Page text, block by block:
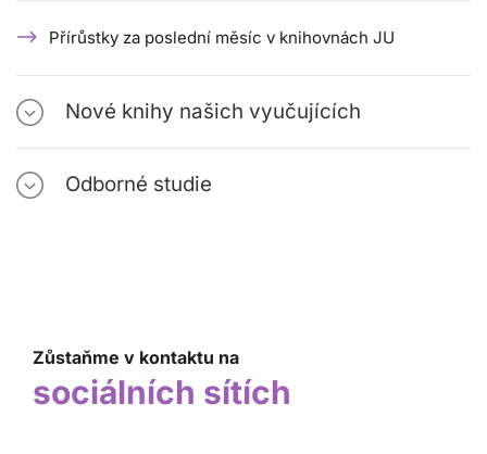
Přírůstky za poslední měsíc v knihovnách JU
Nové knihy našich vyučujících
Odborné studie
Zůstaňme v kontaktu na
sociálních sítích